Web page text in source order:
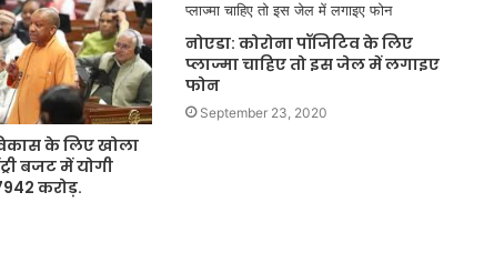
के लिए खोला
बजट में योगी
करोड़.
नोएडा: कोरोना पॉजिटिव के लिए
प्लाज्मा चाहिए तो इस जेल में लगाइए
फोन
September 23, 2020